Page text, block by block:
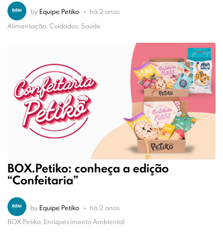
by Equipe Petiko
há 2 anos
Alimentação, Cuidados, Saúde
BOX.Petiko: conheça a edição
“Confeitaria”
by Equipe Petiko
há 2 anos
BOX.Petiko, Enriquecimento Ambiental